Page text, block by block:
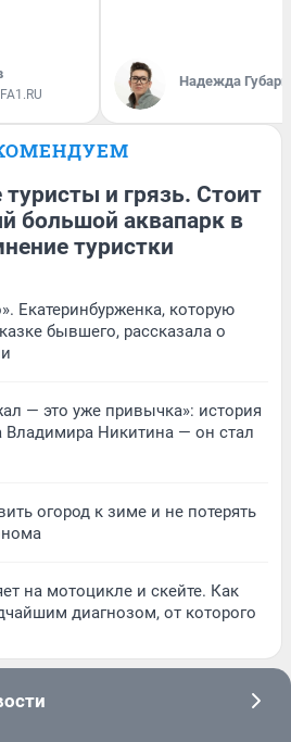
Надежда Губарь
и грязь. Стоит
большой аквапарк в
туристки
Екатеринбурженка, которую
бывшего, рассказала о
— это уже привычка»: история
Владимира Никитина — он стал
огород к зиме и не потерять
на мотоцикле и скейте. Как
диагнозом, от которого